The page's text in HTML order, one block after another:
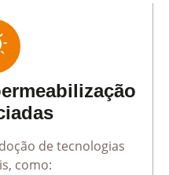
de tecnologias
como: